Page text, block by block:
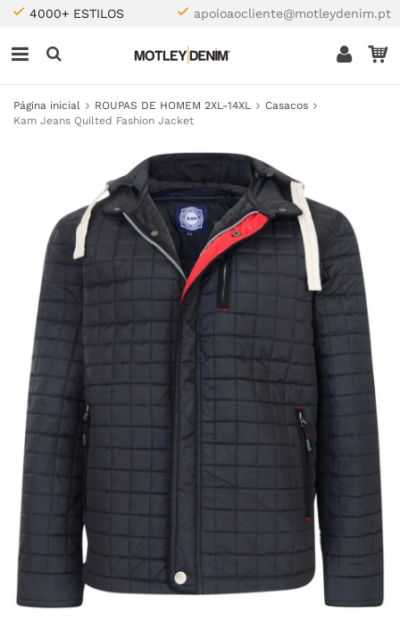
4000+ ESTILOS apoioaocliente@motleydenim.pt
Página inicial ROUPAS DE HOMEM 2XL-14XL
Casacos
Kam Jeans Quilted Fashion Jacket